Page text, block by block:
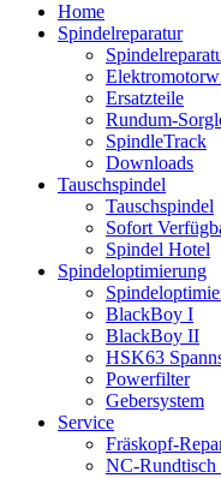
Home
Spindelreparatur
Ersatzteile
Rundum-
SpindleTrack
Downloads
Tauschspindel
Tauschspindel
Sofort
Spindel Hotel
Spindeloptimierung
BlackBoy I
BlackBoy II
HSK63
Powerfilter
Gebersystem
Service
Fräskopf-
NC-Rundtisch